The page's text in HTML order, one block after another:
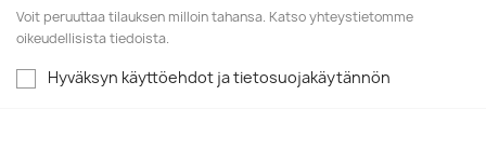
Voit peruuttaa tilauksen milloin tahansa. Katso yhteystietomme
oikeudellisista tiedoista.
Hyväksyn käyttöehdot ja tietosuojakäytännön